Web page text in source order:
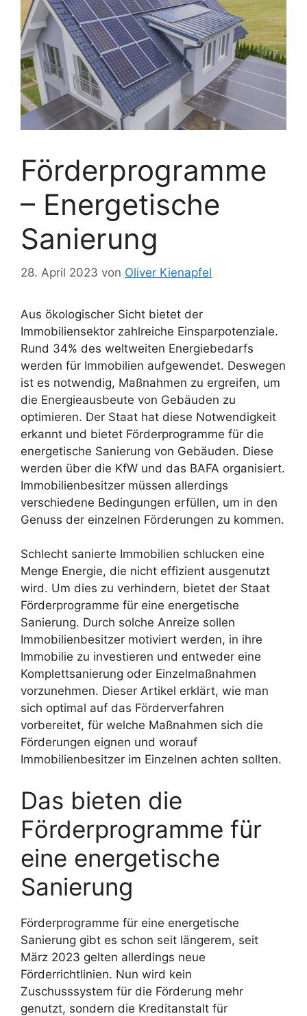
Förderprogramme
– Energetische
Sanierung
28. April 2023 von Oliver Kienapfel
Aus ökologischer Sicht bietet der
Immobiliensektor zahlreiche Einsparpotenziale.
Rund 34% des weltweiten Energiebedarfs
werden für Immobilien aufgewendet. Deswegen
ist es notwendig, Maßnahmen zu ergreifen, um
die Energieausbeute von Gebäuden zu
optimieren. Der Staat hat diese Notwendigkeit
erkannt und bietet Förderprogramme für die
energetische Sanierung von Gebäuden. Diese
werden über die KfW und das BAFA organisiert.
Immobilienbesitzer müssen allerdings
verschiedene Bedingungen erfüllen, um in den
Genuss der einzelnen Förderungen zu kommen.
Schlecht sanierte Immobilien schlucken eine
Menge Energie, die nicht effizient ausgenutzt
wird. Um dies zu verhindern, bietet der Staat
Förderprogramme für eine energetische
Sanierung. Durch solche Anreize sollen
Immobilienbesitzer motiviert werden, in ihre
Immobilie zu investieren und entweder eine
Komplettsanierung oder Einzelmaßnahmen
vorzunehmen. Dieser Artikel erklärt, wie man
sich optimal auf das Förderverfahren
vorbereitet, für welche Maßnahmen sich die
Förderungen eignen und worauf
Immobilienbesitzer im Einzelnen achten sollten.
Das bieten die
Förderprogramme für
eine energetische
Sanierung
Förderprogramme für eine energetische
Sanierung gibt es schon seit längerem, seit
März 2023 gelten allerdings neue
Förderrichtlinien. Nun wird kein
Zuschusssystem für die Förderung mehr
genutzt, sondern die Kreditanstalt für